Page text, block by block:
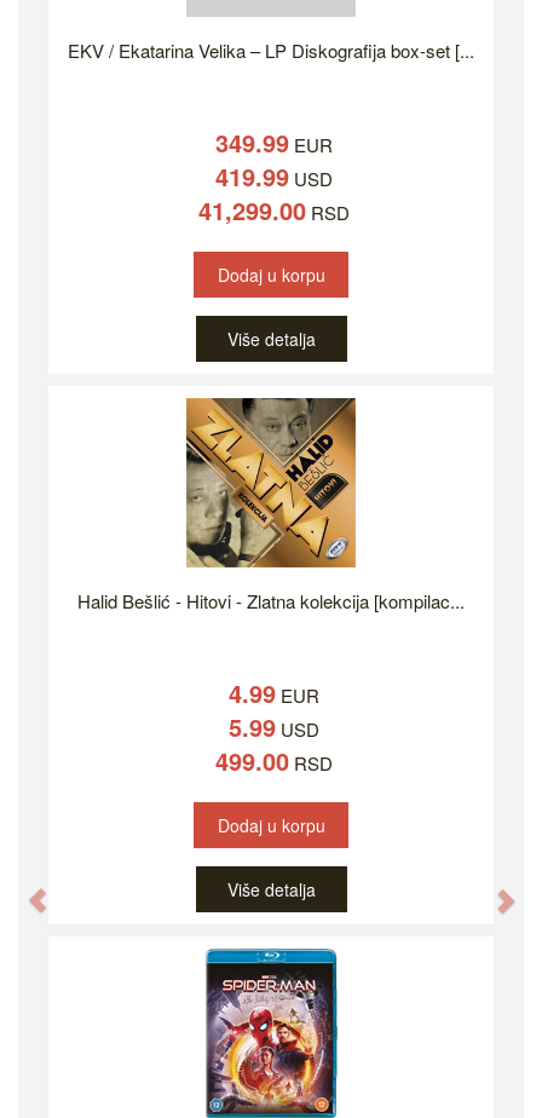
EKV / Ekatarina Velika – LP Diskografija box-set [...
349.99 EUR
419.99 USD
41,299.00 RSD
Dodaj u korpu
Više detalja
Halid Bešlić - Hitovi - Zlatna kolekcija [kompilac...
4.99 EUR
5.99 USD
499.00 RSD
Dodaj u korpu
Više detalja